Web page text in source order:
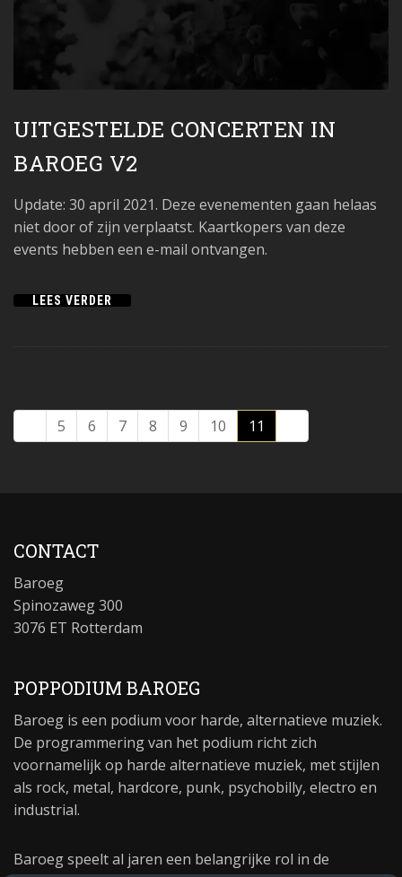
UITGESTELDE CONCERTEN IN
BAROEG V2
Update: 30 april 2021. Deze evenementen gaan helaas
niet door of zijn verplaatst. Kaartkopers van deze
events hebben een e-mail ontvangen.
LEES VERDER
5 6 7 8 9 10 11
CONTACT
Baroeg
Spinozaweg 300
3076 ET Rotterdam
POPPODIUM BAROEG
Baroeg is een podium voor harde, alternatieve muziek.
De programmering van het podium richt zich
voornamelijk op harde alternatieve muziek, met stijlen
als rock, metal, hardcore, punk, psychobilly, electro en
industrial.
Baroeg speelt al jaren een belangrijke rol in de